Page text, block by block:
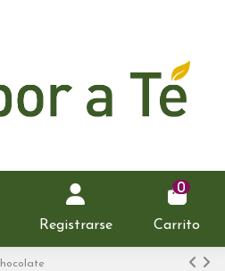
Registrarse
0
Carrito